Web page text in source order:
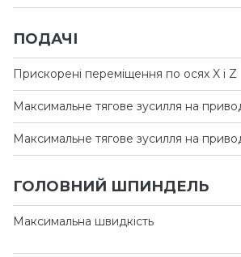
ПОДАЧІ
Прискорені переміщення по осях X і Z
Максимальне тягове зусилля на
Максимальне тягове зусилля на
ГОЛОВНИЙ ШПИНДЕЛЬ
Максимальна швидкість